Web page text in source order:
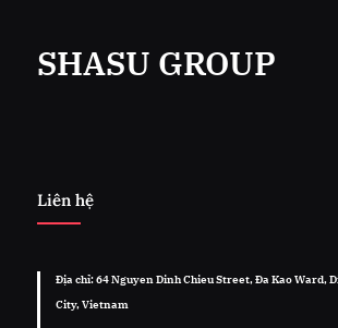
SHASU GROUP
Liên hệ
Địa chỉ: 64 Nguyen Dinh Chieu Street, Đa Kao Ward,
City, Vietnam